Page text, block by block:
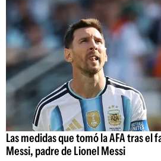
Las medidas que tomó la AFA tras el
Messi, padre de Lionel Messi